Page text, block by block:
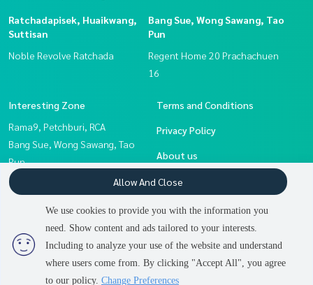
Ratchadapisek, Huaikwang,
Suttisan
Noble Revolve Ratchada
Bang Sue, Wong Sawang, Tao
Pun
Regent Home 20 Prachachuen
16
Interesting Zone
Rama9, Petchburi, RCA
Bang Sue, Wong Sawang, Tao
Pun
Rangsit, Thammasat,
Patumtani
Ratchadapisek, Huaikwang,
Suttisan
Terms and Conditions
Privacy Policy
About us
How to sale-rent
Contact
Power byLivinginsider.com
We use cookies to provide you with the information you
need. Show content and ads tailored to your interests.
Including to analyze your use of the website and understand
where users come from. By clicking "Accept All", you agree
to our policy. Change Preferences
Allow And Close